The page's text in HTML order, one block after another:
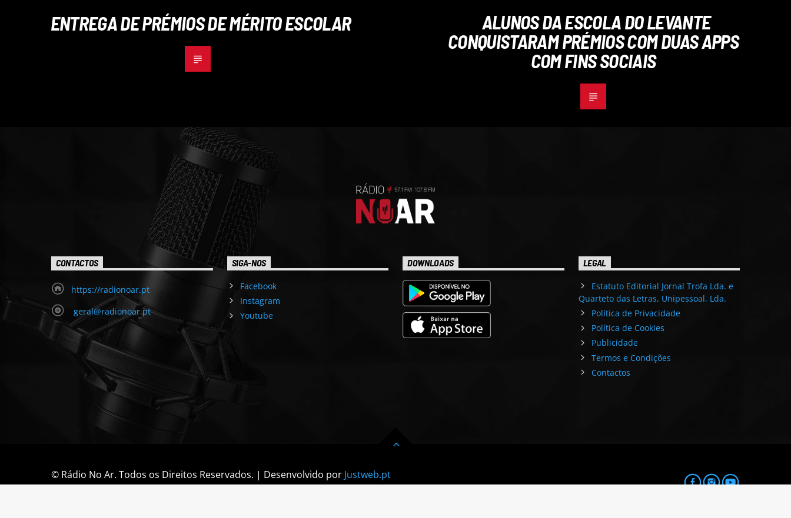
ENTREGA DE PRÉMIOS DE MÉRITO ESCOLAR
ALUNOS DA ESCOLA DO LEVANTE
CONQUISTARAM PRÉMIOS COM DUAS APPS
COM FINS SOCIAIS
CONTACTOS
https://radionoar.pt
geral@radionoar.pt
SIGA-NOS
Facebook
Instagram
Youtube
DOWNLOADS LEGAL
Estatuto Editorial Jornal Trofa Lda. e
Quarteto das Letras, Unipessoal, Lda.
Política de Privacidade
Política de Cookies
Publicidade
Termos e Condições
Contactos
© Rádio No Ar. Todos os Direitos Reservados. | Desenvolvido por Justweb.pt